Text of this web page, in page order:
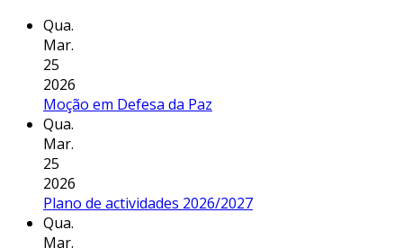
Qua.
Mar.
25
2026
Moção em Defesa da Paz
Qua.
Mar.
25
2026
Plano de actividades 2026/2027
Qua.
Mar.